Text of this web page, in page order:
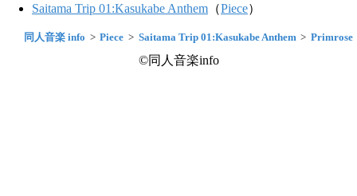
Saitama Trip 01:Kasukabe Anthem （Piece）
同人音楽 info Piece Saitama Trip 01:Kasukabe Anthem Primrose
©同人音楽info